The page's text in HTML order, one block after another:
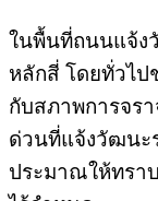
ในพื้นที่ถนนแจ้ง
หลักสี่ โดยทั่วไ
กับสภาพการจรา
ด่วนที่แจ้งวัฒนะ
ประมาณให้ทรา